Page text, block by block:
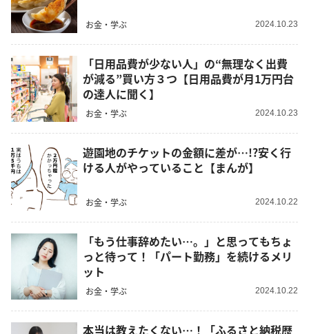
お金・学ぶ 2024.10.23
「日用品費が少ない人」の“無理なく出費
が減る”買い方３つ【日用品費が月1万円台
の達人に聞く】
お金・学ぶ 2024.10.23
遊園地のチケットの金額に差が…!?安く行
ける人がやっていること【まんが】
お金・学ぶ 2024.10.22
「もう仕事辞めたい…。」と思ってもちょ
っと待って！「パート勤務」を続けるメリ
ット
お金・学ぶ 2024.10.22
本当は教えたくない…！「ふるさと納税歴